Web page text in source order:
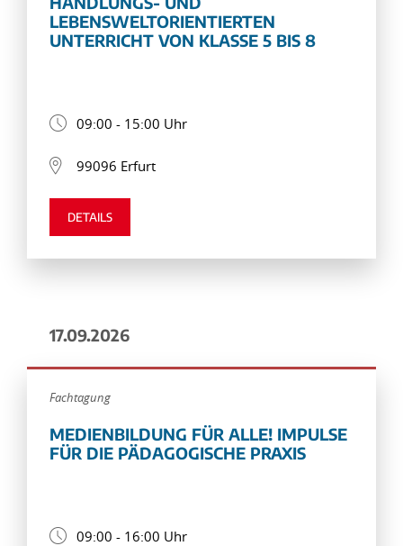
LEBENSWELTORIENTIERTEN
UNTERRICHT VON KLASSE 5 BIS 8
09:00 - 15:00 Uhr
99096 Erfurt
DETAILS
17.09.2026
Fachtagung
MEDIENBILDUNG FÜR ALLE! IMPULSE
FÜR DIE PÄDAGOGISCHE PRAXIS
09:00 - 16:00 Uhr